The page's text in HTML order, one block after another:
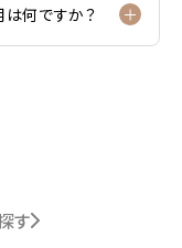
何ですか？
す